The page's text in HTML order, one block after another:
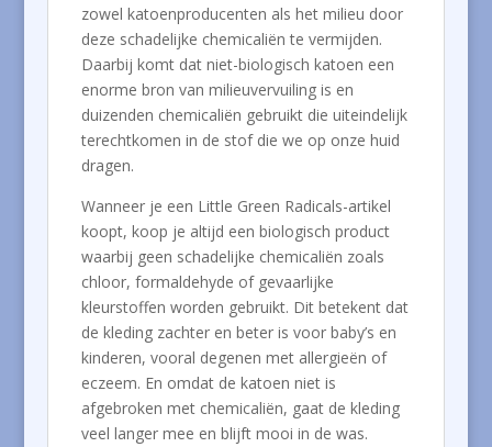
zowel katoenproducenten als het milieu door
deze schadelijke chemicaliën te vermijden.
Daarbij komt dat niet-biologisch katoen een
enorme bron van milieuvervuiling is en
duizenden chemicaliën gebruikt die uiteindelijk
terechtkomen in de stof die we op onze huid
dragen.
Wanneer je een Little Green Radicals-artikel
koopt, koop je altijd een biologisch product
waarbij geen schadelijke chemicaliën zoals
chloor, formaldehyde of gevaarlijke
kleurstoffen worden gebruikt. Dit betekent dat
de kleding zachter en beter is voor baby’s en
kinderen, vooral degenen met allergieën of
eczeem. En omdat de katoen niet is
afgebroken met chemicaliën, gaat de kleding
veel langer mee en blijft mooi in de was.